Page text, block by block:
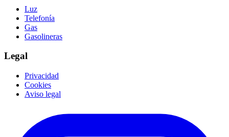
Luz
Telefonía
Gas
Gasolineras
Legal
Privacidad
Cookies
Aviso legal